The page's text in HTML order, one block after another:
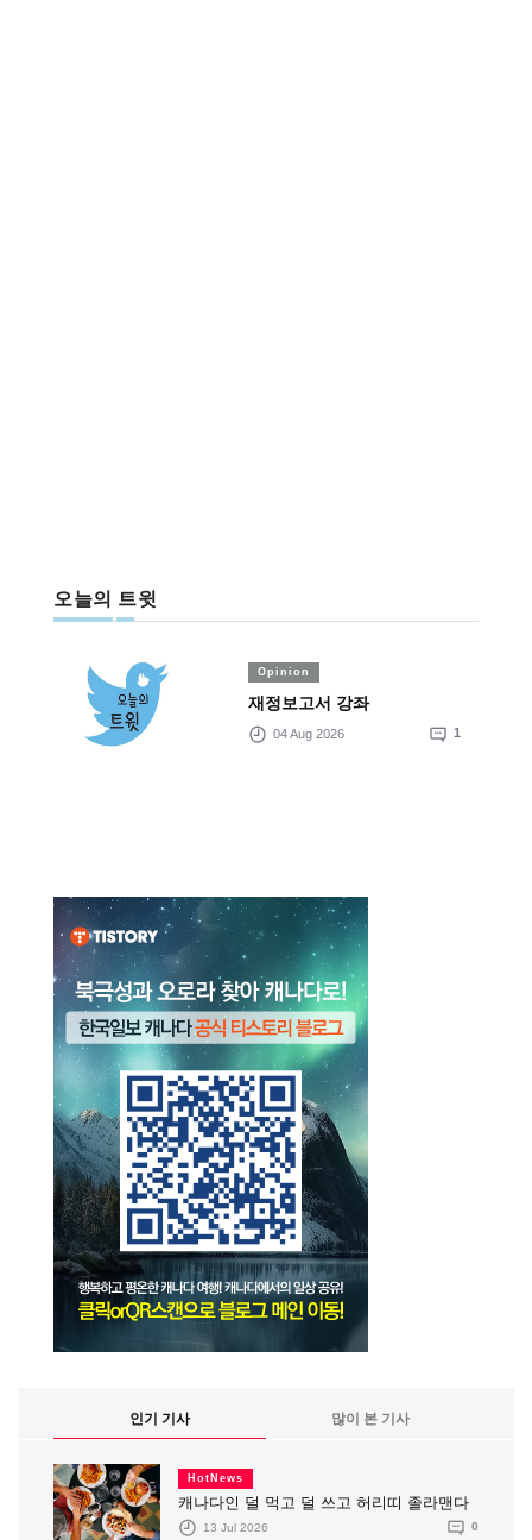
오늘의 트윗
Opinion
재정보고서 강좌
04 Aug 2026 1
인기 기사 많이 본 기사
HotNews
캐나다인 덜 먹고 덜 쓰고 허리띠 졸라맨다
13 Jul 2026 0